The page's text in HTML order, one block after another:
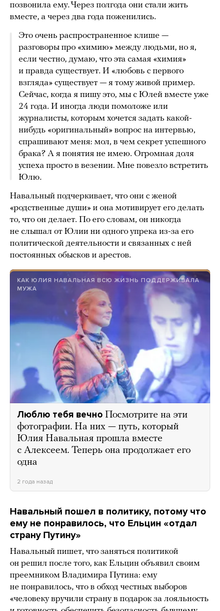
позвонила ему. Через полгода они стали жить
вместе, а через два года поженились.
Это очень распространенное клише —
разговоры про «химию» между людьми, но я,
если честно, думаю, что эта самая «химия»
и правда существует. И «любовь с первого
взгляда» существует — я тому живой пример.
Сейчас, когда я пишу это, мы с Юлей вместе уже
24 года. И иногда люди помоложе или
журналисты, которым хочется задать какой-
нибудь «оригинальный» вопрос на интервью,
спрашивают меня: мол, в чем секрет успешного
брака? А я понятия не имею. Огромная доля
успеха просто в везении. Мне повезло встретить
Юлю.
Навальный подчеркивает, что они с женой
«родственные души» и она мотивирует его делать
то, что он делает. По его словам, он никогда
не слышал от Юлии ни одного упрека из-за его
политической деятельности и связанных с ней
постоянных обысков и арестов.
КАК ЮЛИЯ НАВАЛЬНАЯ ВСЮ ЖИЗНЬ ПОДДЕРЖИВАЛА
МУЖА
Люблю тебя вечно Посмотрите на эти
фотографии. На них — путь, который
Юлия Навальная прошла вместе
с Алексеем. Теперь она продолжает его
одна
2 года назад
Навальный пошел в политику, потому что
ему не понравилось, что Ельцин «отдал
страну Путину»
Навальный пишет, что заняться политикой
он решил после того, как Ельцин объявил своим
преемником Владимира Путина: ему
не понравилось, что в обход честных выборов
«человеку вручили страну в подарок за лояльность